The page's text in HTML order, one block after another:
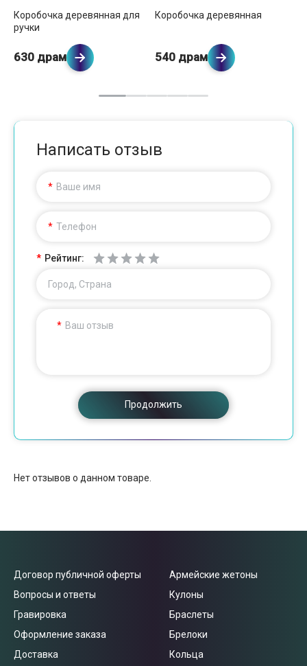
Коробочка деревянная для
ручки
630 драм
Коробочка деревянная
540 драм
Написать отзыв
Ваше имя
Телефон
Рейтинг:
Город, Страна
Ваш отзыв
Продолжить
Нет отзывов о данном товаре.
Договор публичной оферты
Вопросы и ответы
Гравировка
Оформление заказа
Доставка
Армейские жетоны
Кулоны
Браслеты
Брелоки
Кольца